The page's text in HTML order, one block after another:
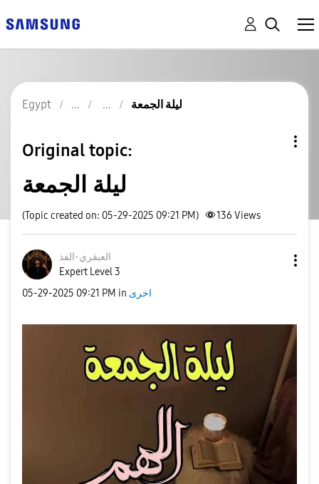
Egypt ليلة الجمعة
Original topic:
ليلة الجمعة
(Topic created on: 05-29-2025 09:21 PM) 136 Views
العبقري-الفذ
Expert Level 3
‎05-29-2025 09:21 PM in اخرى